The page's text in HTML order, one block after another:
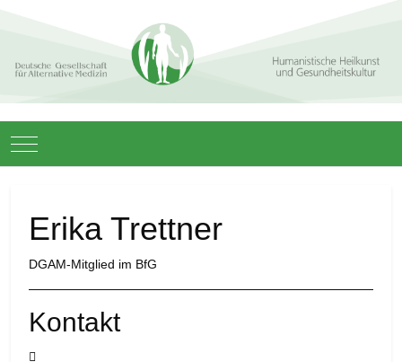
Mobile Menu Toggle
Erika Trettner
DGAM-Mitglied im BfG
Kontakt